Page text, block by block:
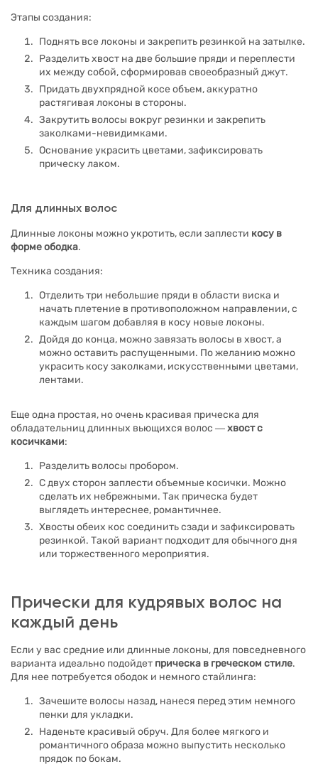
Этапы создания:
Поднять все локоны и закрепить резинкой на затылке.
Разделить хвост на две большие пряди и переплести
их между собой, сформировав своеобразный джут.
Придать двухпрядной косе объем, аккуратно
растягивая локоны в стороны.
Закрутить волосы вокруг резинки и закрепить
заколками-невидимками.
Основание украсить цветами, зафиксировать
прическу лаком.
Для длинных волос
Длинные локоны можно укротить, если заплести косу в
форме ободка.
Техника создания:
Отделить три небольшие пряди в области виска и
начать плетение в противоположном направлении, с
каждым шагом добавляя в косу новые локоны.
Дойдя до конца, можно завязать волосы в хвост, а
можно оставить распущенными. По желанию можно
украсить косу заколками, искусственными цветами,
лентами.
Еще одна простая, но очень красивая прическа для
обладательниц длинных вьющихся волос ―хвост с
косичками:
Разделить волосы пробором.
С двух сторон заплести объемные косички. Можно
сделать их небрежными. Так прическа будет
выглядеть интереснее, романтичнее.
Хвосты обеих кос соединить сзади и зафиксировать
резинкой. Такой вариант подходит для обычного дня
или торжественного мероприятия.
Прически для кудрявых волос на
каждый день
Если у вас средние или длинные локоны, для повседневного
варианта идеально подойдет прическа в греческом стиле.
Для нее потребуется ободок и немного стайлинга:
Зачешите волосы назад, нанеся перед этим немного
пенки для укладки.
Наденьте красивый обруч. Для более мягкого и
романтичного образа можно выпустить несколько
прядок по бокам.